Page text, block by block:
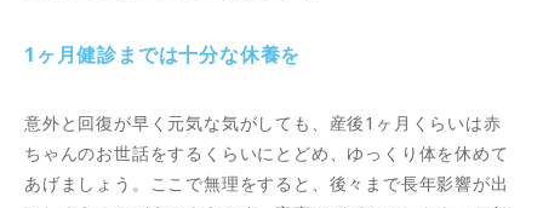
1ヶ月健診までは十分な休養を
意外と回復が早く元気な気がしても、産後1ヶ月くらいは赤
ちゃんのお世話をするくらいにとどめ、ゆっくり体を休めて
あげましょう。ここで無理をすると、後々まで長年影響が出